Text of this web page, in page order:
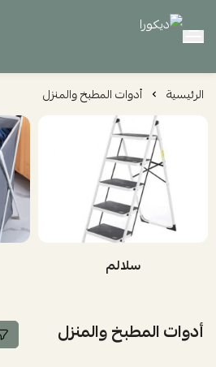
ديكورا
الرئيسية أدوات المطبخ والمنزل
سلالم
أدوات المطبخ والمنزل